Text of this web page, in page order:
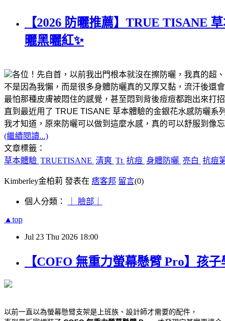
【2026 防曬推薦】TRUE TISANE
曬黑曬紅✨
各位！先自首，以前我出門根本就沒在擦防曬，我真的超
不是因為我懶，而是很多身體防曬真的又厚又黏，流汗後還會
最怕那種皮膚被悶住的感覺，甚至悶到背後痘痘都跑出來打
直到最近用了 TRUE TISANE 草本體驗的金銀花水感防曬系
我才知道，原來防曬可以做到這麼水感，真的可以舒服到像忘
(繼續閱讀...)
文章標籤：
草本體驗 TRUETISANE 清爽 Tt 抗痘 身體防曬 亮白 抗痘
Kimberley金柏莉 發表在 痞客邦 留言(0)
個人分類： ｜ 臉部｜
▲top
Jul 23 Thu 2026 18:00
【COFO 無重力螢幕懸臂 Pro】孩
以前一直以為螢幕懸臂支架是上班族、設計師才需要的配件，